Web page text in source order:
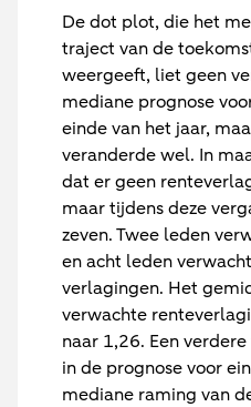
De dot plot, die het
traject van de
weergeeft, liet geen
mediane prognose
einde van het jaar,
veranderde wel. In
dat er geen
maar tijdens deze
zeven. Twee leden
en acht leden
verlagingen. Het
verwachte
naar 1,26. Een
in de prognose voor
mediane raming van